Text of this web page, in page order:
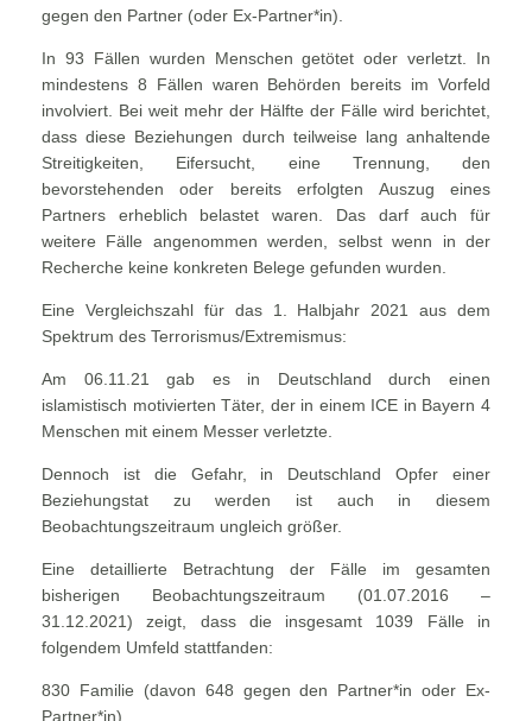
gegen den Partner (oder Ex-Partner*in).
In 93 Fällen wurden Menschen getötet oder verletzt. In
mindestens 8 Fällen waren Behörden bereits im Vorfeld
involviert. Bei weit mehr der Hälfte der Fälle wird berichtet,
dass diese Beziehungen durch teilweise lang anhaltende
Streitigkeiten, Eifersucht, eine Trennung, den
bevorstehenden oder bereits erfolgten Auszug eines
Partners erheblich belastet waren. Das darf auch für
weitere Fälle angenommen werden, selbst wenn in der
Recherche keine konkreten Belege gefunden wurden.
Eine Vergleichszahl für das 1. Halbjahr 2021 aus dem
Spektrum des Terrorismus/Extremismus:
Am 06.11.21 gab es in Deutschland durch einen
islamistisch motivierten Täter, der in einem ICE in Bayern 4
Menschen mit einem Messer verletzte.
Dennoch ist die Gefahr, in Deutschland Opfer einer
Beziehungstat zu werden ist auch in diesem
Beobachtungszeitraum ungleich größer.
Eine detaillierte Betrachtung der Fälle im gesamten
bisherigen Beobachtungszeitraum (01.07.2016 –
31.12.2021) zeigt, dass die insgesamt 1039 Fälle in
folgendem Umfeld stattfanden:
830 Familie (davon 648 gegen den Partner*in oder Ex-
Partner*in)